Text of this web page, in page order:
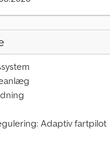
Adaptiv fartpilot